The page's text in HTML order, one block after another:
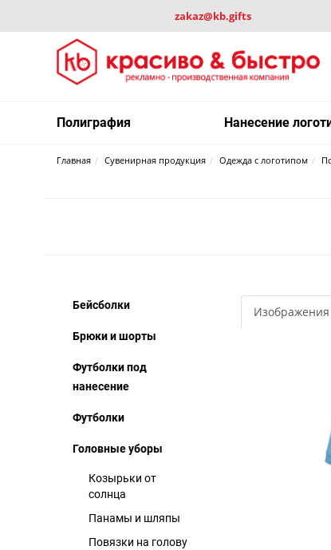
zakaz@kb.gifts
Полиграфия Нанесение
Главная Сувенирная продукция Одежда с логотипом
Бейсболки
Брюки и шорты
Футболки под
нанесение
Футболки
Головные уборы
Козырьки от
солнца
Панамы и шляпы
Повязки на голову
Изображения